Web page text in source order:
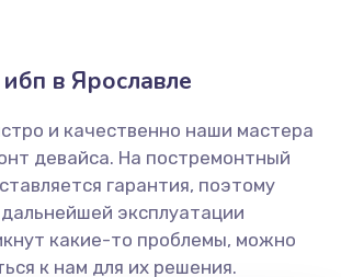
в Ярославле
и качественно наши мастера
девайса. На постремонтный
гарантия, поэтому
эксплуатации
какие-то проблемы, можно
к нам для их решения.